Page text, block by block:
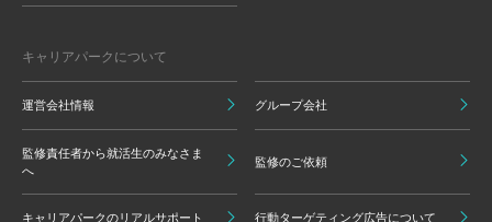
キャリアパークについて
運営会社情報 グループ会社
監修責任者から就活生のみなさま
へ
監修のご依頼
キャリアパークのリアルサポート 行動ターゲティング広告について